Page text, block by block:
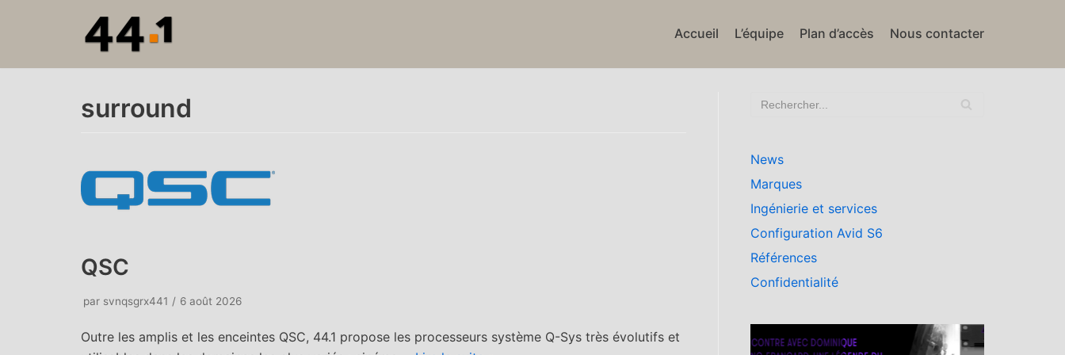
Accueil L’équipe Plan d’accès Nous contacter
surround
QSC
par svnqsgrx441 6 août 2026
Outre les amplis et les enceintes QSC, 44.1 propose les processeurs système Q-Sys très évolutifs et
News
Marques
Ingénierie et services
Configuration Avid S6
Références
Confidentialité